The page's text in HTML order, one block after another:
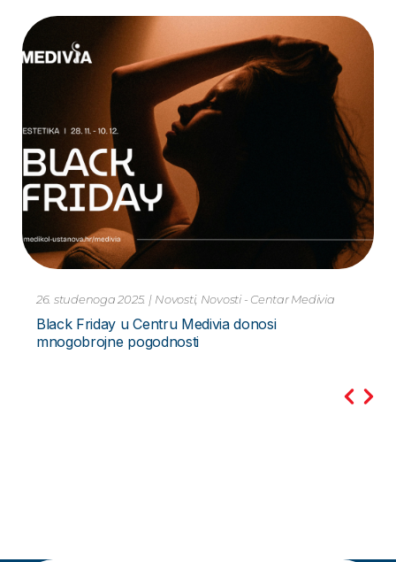
10. studenoga 2023. | Novosti
Pretraga PCR Metodom – za Hripavac –
Bordetella Pertussis Novo